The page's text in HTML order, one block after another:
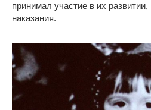
принимал участие в их
наказания.